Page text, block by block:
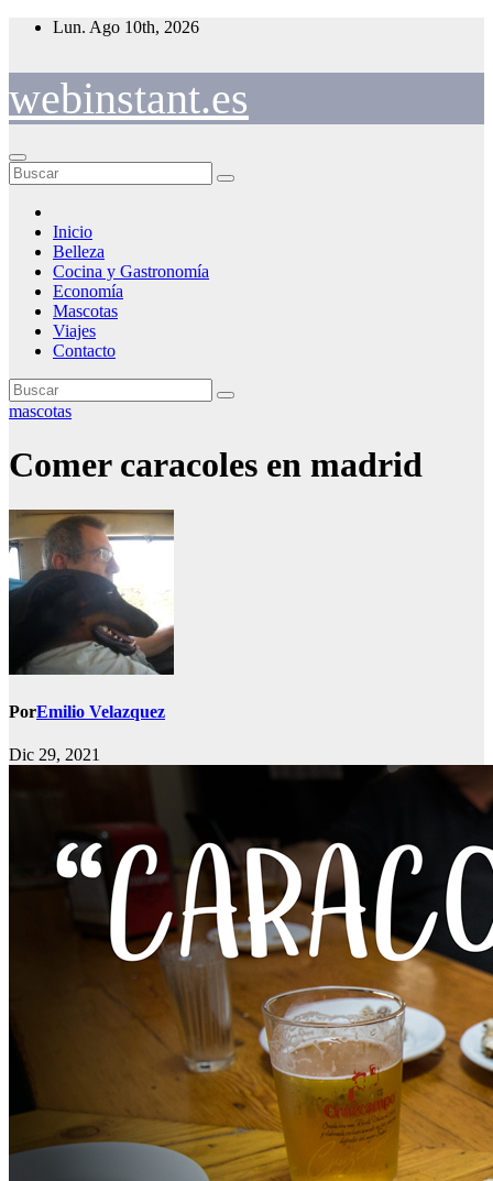
Saltar
Lun. Ago 10th, 2026
webinstant.es
Inicio
Belleza
Cocina y Gastronomía
Economía
Mascotas
Viajes
Contacto
mascotas
Comer caracoles en madrid
PorEmilio Velazquez
Dic 29, 2021